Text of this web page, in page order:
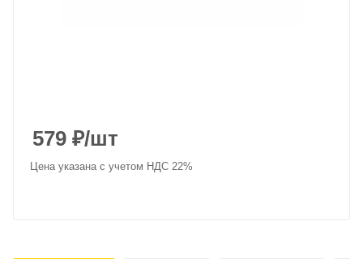
579 ₽/шт
Цена указана с учетом НДС 22%